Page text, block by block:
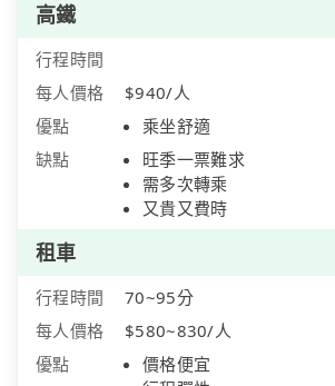
高鐵
行程時間
每人價格
$940/人
優點
乘坐舒適
缺點
旺季一票難求
需多次轉乘
又貴又費時
租車
行程時間
70~95分
每人價格
$580~830/人
優點
價格便宜